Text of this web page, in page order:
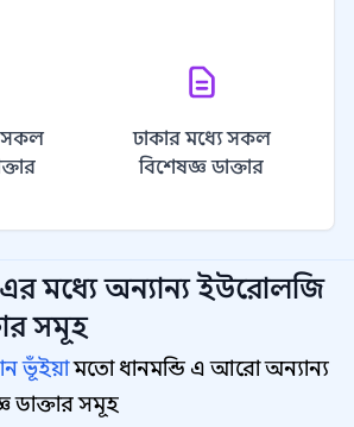
সকল
ঢাকার মধ্যে সকল
বিশেষজ্ঞ ডাক্তার
এর মধ্যে অন্যান্যইউরোলজি
সমূহ
ভূঁইয়ামতো ধানমন্ডি এ আরো অন্যান্য
ডাক্তার সমূহ